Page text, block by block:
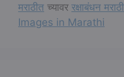
मराठीत च्यावर रक्षाबंधन
Images in Marathi